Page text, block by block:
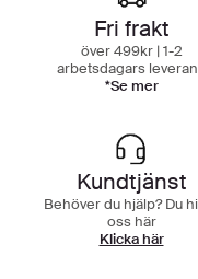
Fri frakt
över 499kr | 1-2
arbetsdagars
*Se mer
Kundtjänst
Behöver du hjälp? Du
oss här
Klicka här